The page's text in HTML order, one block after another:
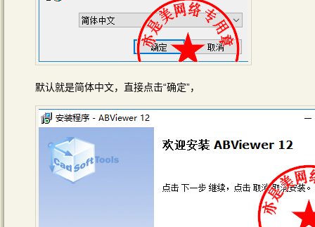
默认就是简体中文，直接点击“确定”，